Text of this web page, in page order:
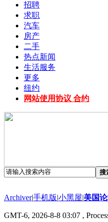
招聘
求职
汽车
房产
二手
热点新闻
生活服务
更多
纽约
网站使用协议 合约
搜
Archiver|手机版|小黑屋|美国
GMT-6, 2026-8-8 03:07 ,